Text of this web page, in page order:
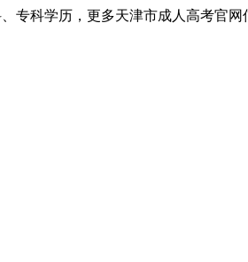
专科学历，更多天津市成人高考官